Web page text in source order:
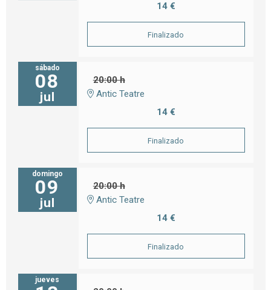
14 €
Finalizado
sábado
08
jul
20:00 h
Antic Teatre
14 €
Finalizado
domingo
09
jul
20:00 h
Antic Teatre
14 €
Finalizado
jueves